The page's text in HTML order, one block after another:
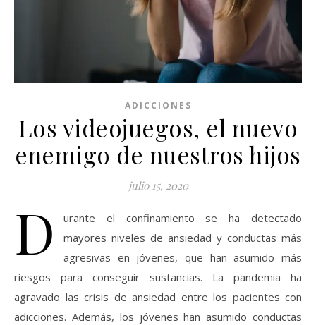
ADICCIONES
Los videojuegos, el nuevo
enemigo de nuestros hijos
julio 15, 2020
D
urante el confinamiento se ha detectado
mayores niveles de ansiedad y conductas más
agresivas en jóvenes, que han asumido más
riesgos para conseguir sustancias. La pandemia ha
agravado las crisis de ansiedad entre los pacientes con
adicciones. Además, los jóvenes han asumido conductas